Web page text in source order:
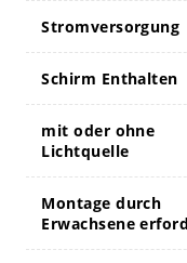
Stromversorgung
Schirm Enthalten
mit oder ohne
Lichtquelle
Montage durch
Erwachsene